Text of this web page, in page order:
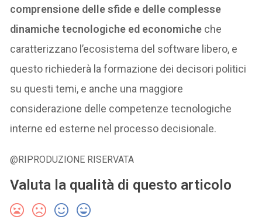
comprensione delle sfide e delle complesse
dinamiche tecnologiche ed economiche che
caratterizzano l’ecosistema del software libero, e
questo richiederà la formazione dei decisori politici
su questi temi, e anche una maggiore
considerazione delle competenze tecnologiche
interne ed esterne nel processo decisionale.
@RIPRODUZIONE RISERVATA
Valuta la qualità di questo articolo